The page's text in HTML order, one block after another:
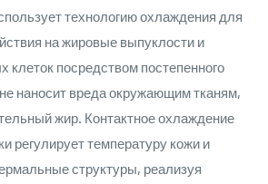
технологию охлаждения для
на жировые выпуклости и
клеток посредством постепенного
наносит вреда окружающим тканям,
жир. Контактное охлаждение
регулирует температуру кожи и
структуры, реализуя